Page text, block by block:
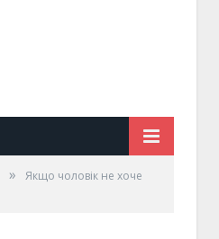
»
Якщо чоловік не хоче